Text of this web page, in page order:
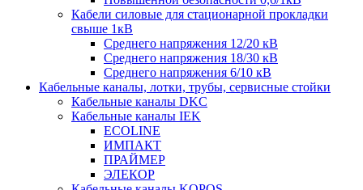
Кабели силовые для стационарной прокладки
свыше 1кВ
Среднего напряжения 12/20 кВ
Среднего напряжения 18/30 кВ
Среднего напряжения 6/10 кВ
Кабельные каналы, лотки, трубы, сервисные стойки
Кабельные каналы DKC
Кабельные каналы IEK
ECOLINE
ИМПАКТ
ПРАЙМЕР
ЭЛЕКОР